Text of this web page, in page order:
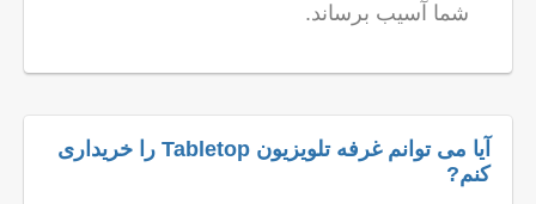
شما آسیب برساند.
آیا می توانم غرفه تلویزیون Tabletop را خریداری
کنم?